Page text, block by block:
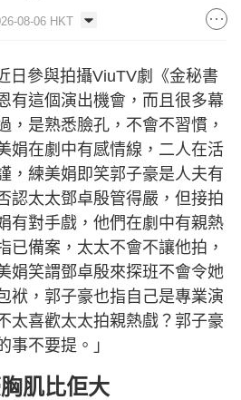
08-06 HKT
日參與拍攝ViuTV劇《金秘書
有這個演出機會，而且很多幕
，是熟悉臉孔，不會不習慣，
娟在劇中有感情線，二人在活
，練美娟即笑郭子豪是人夫有
認太太鄧卓殷管得嚴，但接拍
有對手戲，他們在劇中有親熱
已備案，太太不會不讓他拍，
娟笑謂鄧卓殷來探班不會令她
袱，郭子豪也指自己是專業演
太喜歡太太拍親熱戲？郭子豪
事不要提。」
肌比佢大